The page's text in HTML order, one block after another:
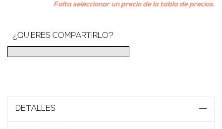
Falta seleccionar un precio de la tabla de precios.
¿QUIERES COMPARTIRLO?
DETALLES